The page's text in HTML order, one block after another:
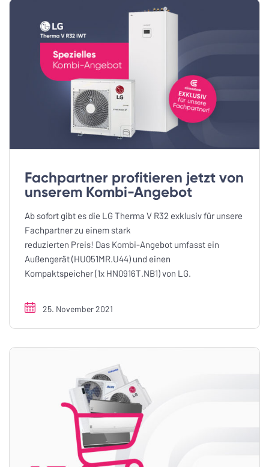
Fachpartner profitieren jetzt von
unserem Kombi-Angebot
Ab sofort gibt es die LG Therma V R32 exklusiv für unsere
Fachpartner zu einem stark
reduzierten Preis! Das Kombi-Angebot umfasst ein
Außengerät (HU051MR.U44) und einen
Kompaktspeicher (1x HN0916T.NB1) von LG.
25. November 2021